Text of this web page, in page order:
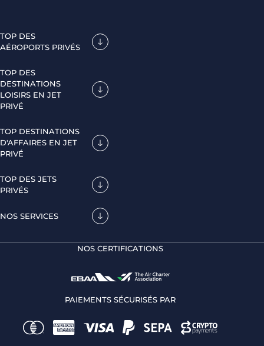
TOP DES
AÉROPORTS PRIVÉS
TOP DES
DESTINATIONS
LOISIRS EN JET
PRIVÉ
TOP DESTINATIONS
D'AFFAIRES EN JET
PRIVÉ
TOP DES JETS
PRIVÉS
NOS SERVICES
NOS CERTIFICATIONS
PAIEMENTS SÉCURISÉS PAR